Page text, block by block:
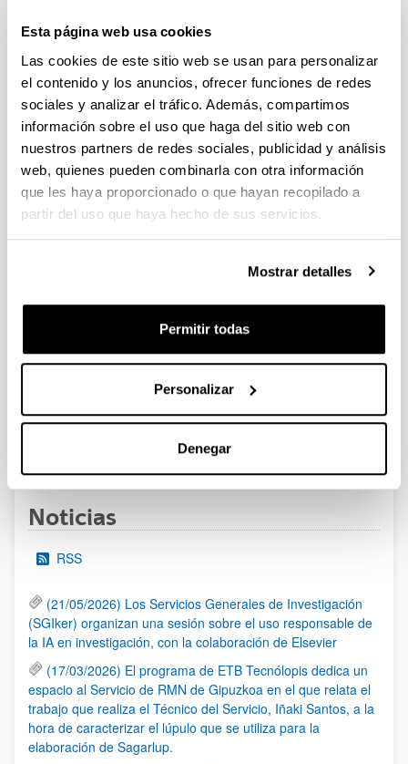
Esta página web usa cookies
Las cookies de este sitio web se usan para personalizar
el contenido y los anuncios, ofrecer funciones de redes
sociales y analizar el tráfico. Además, compartimos
información sobre el uso que haga del sitio web con
nuestros partners de redes sociales, publicidad y análisis
web, quienes pueden combinarla con otra información
que les haya proporcionado o que hayan recopilado a
partir del uso que haya hecho de sus servicios.
Mostrar detalles
Permitir todas
Personalizar
Denegar
de junio de 2026. Ver Resumen de Procedimiento en la EHU
publicado.
FUNDACIÓN RAMÓN ARECES Convocatoria Jóvenes
doctores 2026
Plazo de presentación cerrado (Fecha de fin del plazo de
presentación: 05/06/2026 15:00)
El plazo para presentar el impreso de cofinanciación para
de autorización del centro de investigación finaliza el 29 de
Ayudas para la realización de proyectos de investigación
básica y/o aplicada (PIBA) 2026
presentación: 10/06/2026)
Se ha publicado la convocatoria
PáginaPáginaPágina
4 Página
5
Noticias
RSS
(21/05/2026) Los Servicios Generales de Investigación
(SGIker) organizan una sesión sobre el uso responsable de
la IA en investigación, con la colaboración de Elsevier
(17/03/2026) El programa de ETB Tecnólopis dedica un
espacio al Servicio de RMN de Gipuzkoa en el que relata el
trabajo que realiza el Técnico del Servicio, Iñaki Santos, a la
hora de caracterizar el lúpulo que se utiliza para la
elaboración de Sagarlup.